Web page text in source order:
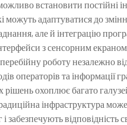
встановити постійні
можуть адаптуватися до
але й інтеграцію
з сенсорним
роботу незалежно
операторів та інформації
охоплює багато
інфраструктура
відповідність